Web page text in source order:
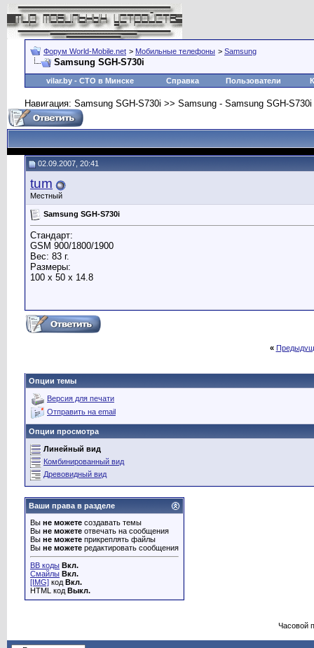
Форум World-Mobile.net > Мобильные телефоны > Samsung
Samsung SGH-S730i
vilar.by - СТО в Минске Справка Пользователи
Навигация: Samsung SGH-S730i >> Samsung - Samsung SGH-
02.09.2007, 20:41
tum
Местный
Samsung SGH-S730i
Стандарт:
GSM 900/1800/1900
Вес: 83 г.
Размеры:
100 x 50 x 14.8
«
Опции темы
Версия для печати
Отправить на email
Опции просмотра
Линейный вид
Комбинированный вид
Древовидный вид
Ваши права в разделе
Вы не можете создавать темы
Вы не можете отвечать на сообщения
Вы не можете прикреплять файлы
Вы не можете редактировать сообщения
BB коды Вкл.
Смайлы Вкл.
[IMG] код Вкл.
HTML код Выкл.
Часовой